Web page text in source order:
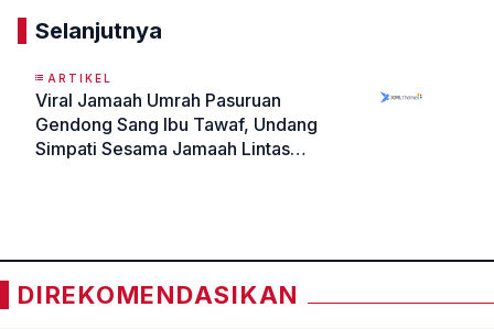
Selanjutnya
ARTIKEL
Viral Jamaah Umrah Pasuruan
Gendong Sang Ibu Tawaf, Undang
Simpati Sesama Jamaah Lintas
DIREKOMENDASIKAN